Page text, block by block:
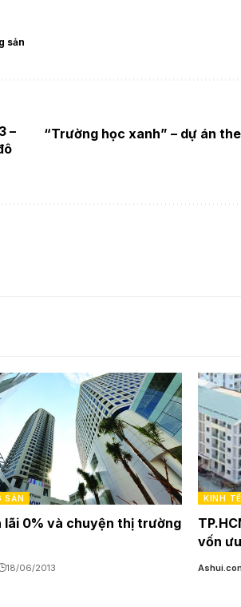
sản
–
“Trường học xanh” – dự án
SẢN
lãi 0% và chuyện thị trường
18/06/2013
KINH
vốn